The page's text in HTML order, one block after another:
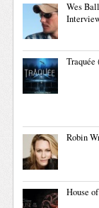
Wes
Robin
House